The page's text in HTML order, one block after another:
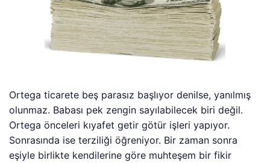
Ortega ticarete beş parasız başlıyor denilse, yanılmış
olunmaz. Babası pek zengin sayılabilecek biri değil.
Ortega önceleri kıyafet getir götür işleri yapıyor.
Sonrasında ise terziliği öğreniyor. Bir zaman sonra
eşiyle birlikte kendilerine göre muhteşem bir fikir